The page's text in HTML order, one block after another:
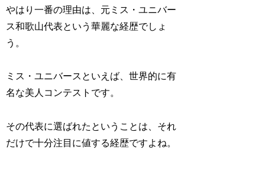
やはり一番の理由は、元ミス・ユニバー
ス和歌山代表という華麗な経歴でしょ
う。
ミス・ユニバースといえば、世界的に有
名な美人コンテストです。
その代表に選ばれたということは、それ
だけで十分注目に値する経歴ですよね。